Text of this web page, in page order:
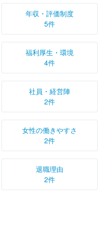
年収・評価制度
5件
福利厚生・環境
4件
社員・経営陣
2件
女性の働きやすさ
2件
退職理由
2件